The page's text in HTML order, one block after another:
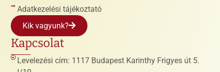
Adatkezelési tájékoztató
Kik vagyunk?
Kapcsolat
Levelezési cím: 1117 Budapest Karinthy Frigyes út 5.